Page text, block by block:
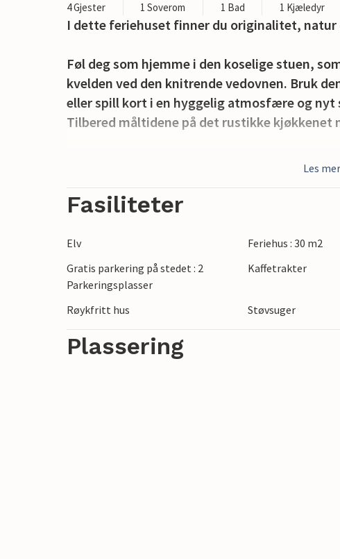
4 Gjester 1 Soverom 1 Bad 1 Kjæledyr
I dette feriehuset finner du originalitet, natur
Føl deg som hjemme i den koselige stuen,
kvelden ved den knitrende vedovnen. Bruk
eller spill kort i en hyggelig atmosfære og
Tilbered måltidene på det rustikke kjøkkenet
Opphold deg utendørs og nyt den uberørte
huset.
Dra nytte av beliggenheten i Öjvassla, en
kjennetegner området. Plukk bær eller sopp i
stier. Besøk Öxingafossen, eller planlegg en
Les mer
Fasiliteter
Elv Feriehus : 30 m2
Gratis parkering på stedet : 2
Parkeringsplasser
Kaffetrakter
Røykfritt hus Støvsuger
Plassering